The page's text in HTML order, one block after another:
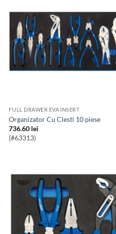
FULL DRAWER EVA INSERT
Organizator Cu Clesti 10 piese
736.60 lei
(#63313)